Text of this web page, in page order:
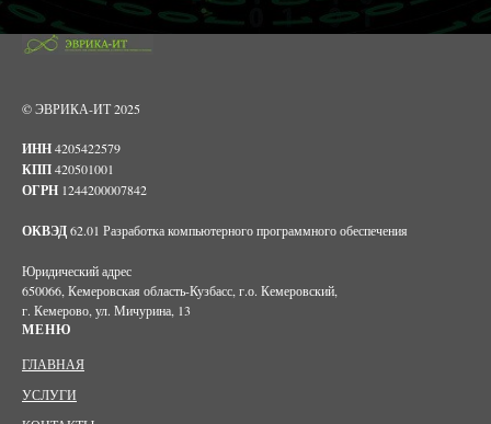
© ЭВРИКА-ИТ 2025
ИНН4205422579
КПП420501001
ОГРН 1244200007842
ОКВЭД62.01 Разработка компьютерного программного обеспечения
Юридический адрес
650066, Кемеровская область-Кузбасс, г.о. Кемеровский,
г. Кемерово, ул. Мичурина, 13
МЕНЮ
ГЛАВНАЯ
УСЛУГИ